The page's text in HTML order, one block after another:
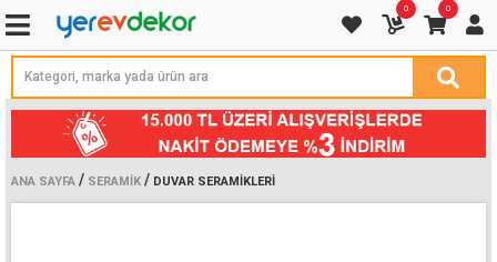
0 0
ANA SAYFA / SERAMIK / DUVAR SERAMIKLERI